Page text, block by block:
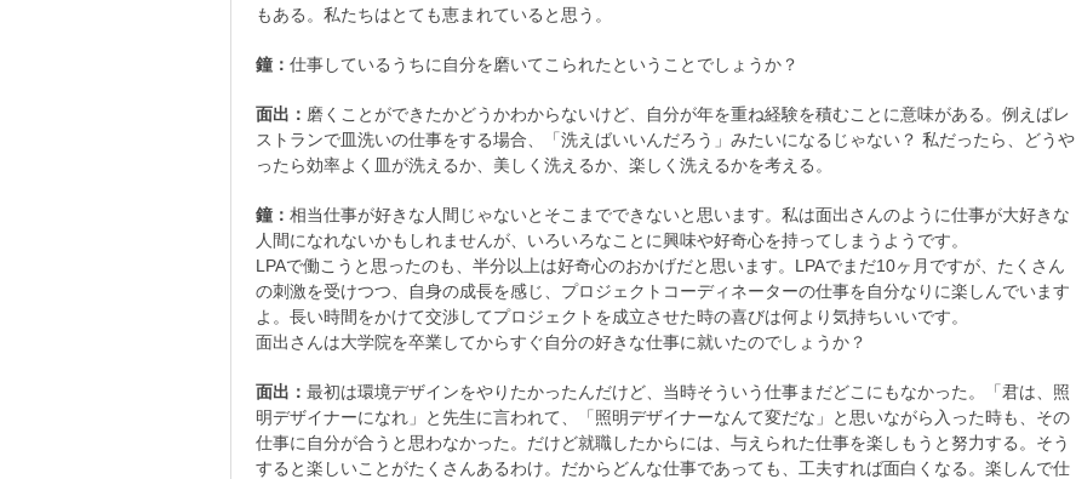
もある。私たちはとても恵まれていると思う。
鐘： 仕事しているうちに自分を磨いてこられたということでしょうか？
面出： 磨くことができたかどうかわからないけど、自分が年を重ね経験を積むことに意味がある。例えばレ
ストランで皿洗いの仕事をする場合、「洗えばいいんだろう」みたいになるじゃない？ 私だったら、どうや
ったら効率よく皿が洗えるか、美しく洗えるか、楽しく洗えるかを考える。
鐘： 相当仕事が好きな人間じゃないとそこまでできないと思います。私は面出さんのように仕事が大好きな
人間になれないかもしれませんが、いろいろなことに興味や好奇心を持ってしまうようです。
LPAで働こうと思ったのも、半分以上は好奇心のおかげだと思います。LPAでまだ10ヶ月ですが、たくさん
の刺激を受けつつ、自身の成長を感じ、プロジェクトコーディネーターの仕事を自分なりに楽しんでいます
よ。長い時間をかけて交渉してプロジェクトを成立させた時の喜びは何より気持ちいいです。
面出さんは大学院を卒業してからすぐ自分の好きな仕事に就いたのでしょうか？
面出： 最初は環境デザインをやりたかったんだけど、当時そういう仕事まだどこにもなかった。「君は、照
明デザイナーになれ」と先生に言われて、「照明デザイナーなんて変だな」と思いながら入った時も、その
仕事に自分が合うと思わなかった。だけど就職したからには、与えられた仕事を楽しもうと努力する。そう
すると楽しいことがたくさんあるわけ。だからどんな仕事であっても、工夫すれば面白くなる。楽しんで仕